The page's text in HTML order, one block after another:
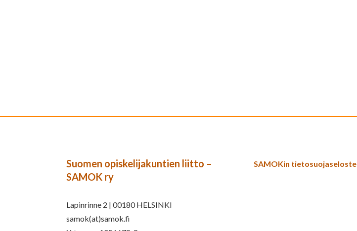
Suomen opiskelijakuntien liitto –
SAMOK ry
Lapinrinne 2 | 00180 HELSINKI
samok(at)samok.fi
SAMOKin tietosuojaseloste